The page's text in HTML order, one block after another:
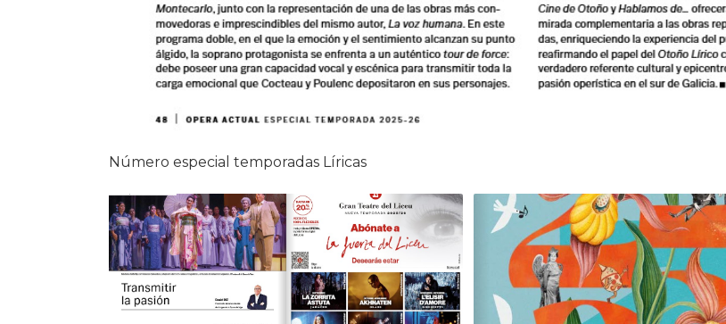
Número especial temporadas Líricas